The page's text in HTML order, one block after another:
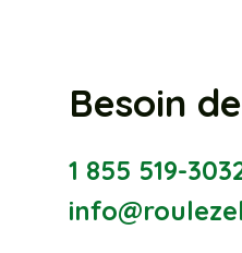
Besoin
1 855 519-